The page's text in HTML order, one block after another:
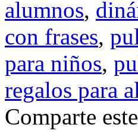
alumnos,
con frases,
para niños,
regalos para
Comparte